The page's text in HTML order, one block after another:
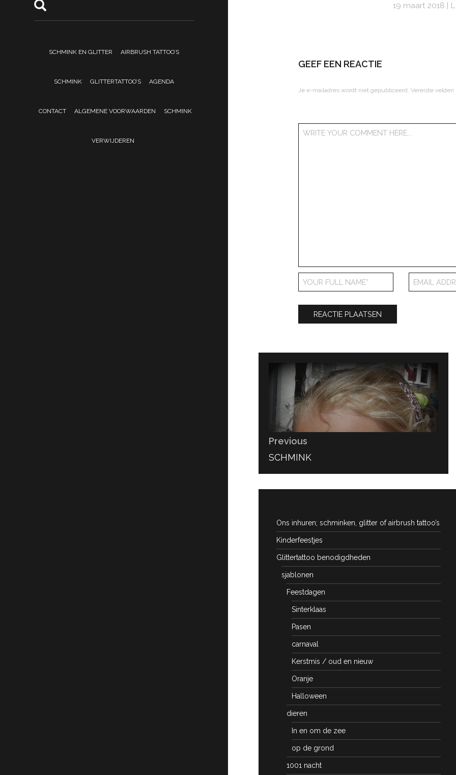
SCHMINK EN GLITTER AIRBRUSH TATTOO’S
SCHMINK GLITTERTATTOO’S AGENDA
CONTACT ALGEMENE VOORWAARDEN SCHMINK
VERWIJDEREN
19 maart 2018
GEEF EEN REACTIE
Je e-mailadres wordt niet gepubliceerd. Vereiste
Bericht
navigatie
Previous
PREVIOUS
SCHMINK
Ons inhuren; schminken, glitter of airbrush tattoo’s
Kinderfeestjes
Glittertattoo benodigdheden
sjablonen
Feestdagen
Sinterklaas
Pasen
carnaval
Kerstmis / oud en nieuw
Oranje
Halloween
dieren
In en om de zee
op de grond
1001 nacht